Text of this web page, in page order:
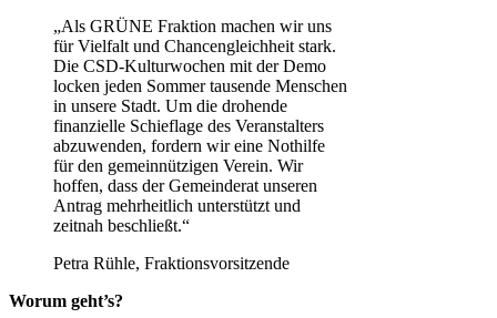
„Als GRÜNE Fraktion machen wir uns
für Vielfalt und Chancengleichheit stark.
Die CSD-Kulturwochen mit der Demo
locken jeden Sommer tausende Menschen
in unsere Stadt. Um die drohende
finanzielle Schieflage des Veranstalters
abzuwenden, fordern wir eine Nothilfe
für den gemeinnützigen Verein. Wir
hoffen, dass der Gemeinderat unseren
Antrag mehrheitlich unterstützt und
zeitnah beschließt.“
Petra Rühle, Fraktionsvorsitzende
Worum geht’s?